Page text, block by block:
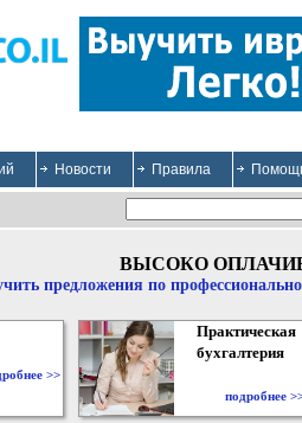
Новости Правила
ВЫСОКО
предложения по
>>
Практическая
бухгалтерия
подробнее